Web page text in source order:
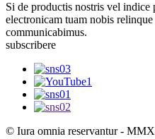
Si de productis nostris vel
electronicam tuam nobis
communicabimus.
subscribere
© Iura omnia reservantur -